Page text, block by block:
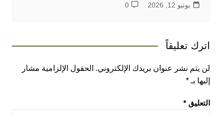
يونيو 12, 2026 0
اترك تعليقاً
لن يتم نشر عنوان بريدك الإلكتروني. الحقول الإلزامية مشار
إليها بـ *
التعليق *